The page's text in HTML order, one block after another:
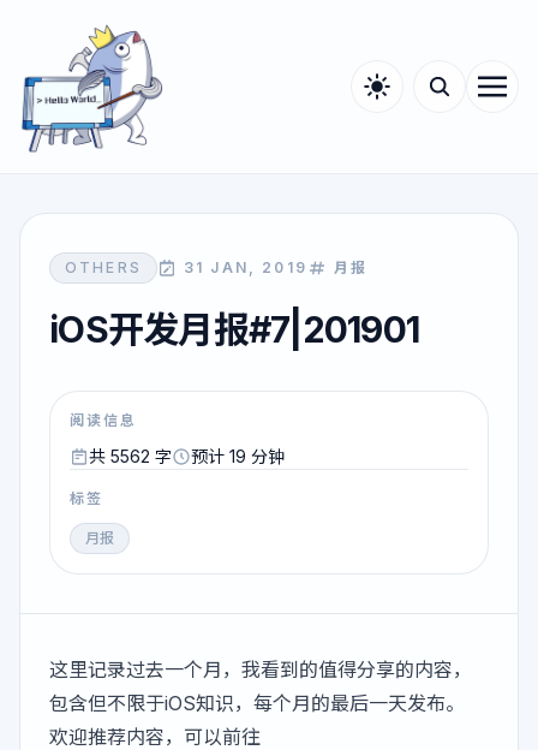
OTHERS 31 JAN, 2019 月报
iOS开发月报#7|201901
阅读信息
共 5562 字 预计 19 分钟
标签
月报
这里记录过去一个月，我看到的值得分享的内容，
包含但不限于iOS知识，每个月的最后一天发布。
欢迎推荐内容，可以前往